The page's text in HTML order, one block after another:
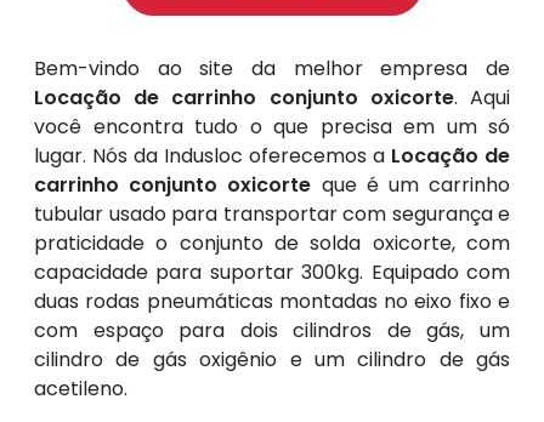
Bem-vindo ao site da melhor empresa de
Locação de carrinho conjunto oxicorte. Aqui
você encontra tudo o que precisa em um só
lugar. Nós da Indusloc oferecemos a Locação de
carrinho conjunto oxicorte que é um carrinho
tubular usado para transportar com segurança e
praticidade o conjunto de solda oxicorte, com
capacidade para suportar 300kg. Equipado com
duas rodas pneumáticas montadas no eixo fixo e
com espaço para dois cilindros de gás, um
cilindro de gás oxigênio e um cilindro de gás
acetileno.